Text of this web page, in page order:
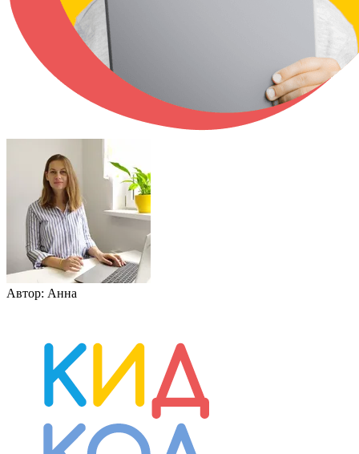
Автор: Анна